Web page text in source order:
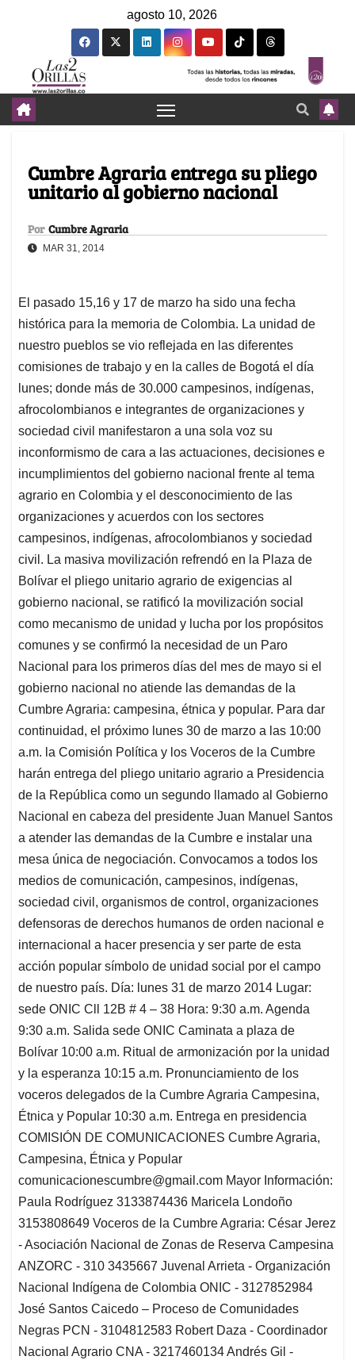
agosto 10, 2026
Cumbre Agraria entrega su pliego
unitario al gobierno nacional
Por Cumbre Agraria
MAR 31, 2014
El pasado 15,16 y 17 de marzo ha sido una fecha
histórica para la memoria de Colombia. La unidad de
nuestro pueblos se vio reflejada en las diferentes
comisiones de trabajo y en la calles de Bogotá el día
lunes; donde más de 30.000 campesinos, indígenas,
afrocolombianos e integrantes de organizaciones y
sociedad civil manifestaron a una sola voz su
inconformismo de cara a las actuaciones, decisiones e
incumplimientos del gobierno nacional frente al tema
agrario en Colombia y el desconocimiento de las
organizaciones y acuerdos con los sectores
campesinos, indígenas, afrocolombianos y sociedad
civil. La masiva movilización refrendó en la Plaza de
Bolívar el pliego unitario agrario de exigencias al
gobierno nacional, se ratificó la movilización social
como mecanismo de unidad y lucha por los propósitos
comunes y se confirmó la necesidad de un Paro
Nacional para los primeros días del mes de mayo si el
gobierno nacional no atiende las demandas de la
Cumbre Agraria: campesina, étnica y popular. Para dar
continuidad, el próximo lunes 30 de marzo a las 10:00
a.m. la Comisión Política y los Voceros de la Cumbre
harán entrega del pliego unitario agrario a Presidencia
de la República como un segundo llamado al Gobierno
Nacional en cabeza del presidente Juan Manuel Santos
a atender las demandas de la Cumbre e instalar una
mesa única de negociación. Convocamos a todos los
medios de comunicación, campesinos, indígenas,
sociedad civil, organismos de control, organizaciones
defensoras de derechos humanos de orden nacional e
internacional a hacer presencia y ser parte de esta
acción popular símbolo de unidad social por el campo
de nuestro país. Día: lunes 31 de marzo 2014 Lugar:
sede ONIC Cll 12B # 4 – 38 Hora: 9:30 a.m. Agenda
9:30 a.m. Salida sede ONIC Caminata a plaza de
Bolívar 10:00 a.m. Ritual de armonización por la unidad
y la esperanza 10:15 a.m. Pronunciamiento de los
voceros delegados de la Cumbre Agraria Campesina,
Étnica y Popular 10:30 a.m. Entrega en presidencia
COMISIÓN DE COMUNICACIONES Cumbre Agraria,
Campesina, Étnica y Popular
comunicacionescumbre@gmail.com Mayor Información:
Paula Rodríguez 3133874436 Maricela Londoño
3153808649 Voceros de la Cumbre Agraria: César Jerez
- Asociación Nacional de Zonas de Reserva Campesina
ANZORC - 310 3435667 Juvenal Arrieta - Organización
Nacional Indígena de Colombia ONIC - 3127852984
José Santos Caicedo – Proceso de Comunidades
Negras PCN - 3104812583 Robert Daza - Coordinador
Nacional Agrario CNA - 3217460134 Andrés Gil -